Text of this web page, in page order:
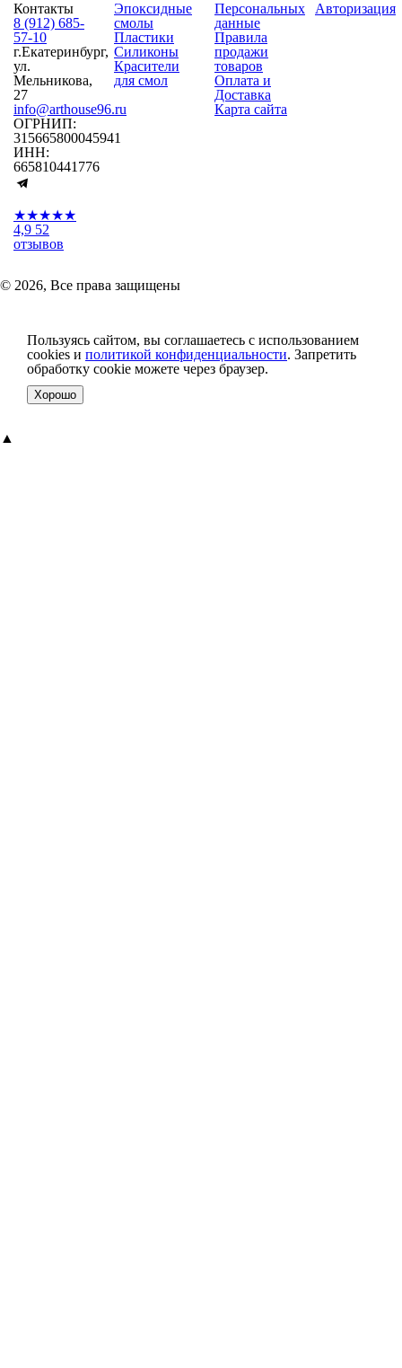
Контакты
8 (912) 685-
57-10
г.Екатеринбург,
ул.
Мельникова,
27
info@arthouse96.ru
ОГРНИП:
315665800045941
ИНН:
665810441776
★★★★★
4,9 52
отзывов
Эпоксидные
смолы
Пластики
Силиконы
Красители
для смол
Персональных
данные
Правила
продажи
товаров
Оплата и
Доставка
Карта сайта
Авторизация
© 2026, Все права защищены
Пользуясь сайтом, вы соглашаетесь с использованием
cookies и политикой конфиденциальности. Запретить
обработку cookie можете через браузер.
Хорошо
▲